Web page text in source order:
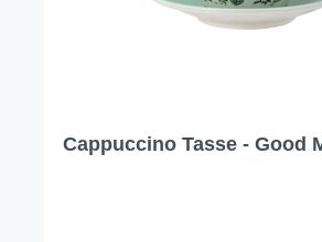
Cappuccino Tasse - Good